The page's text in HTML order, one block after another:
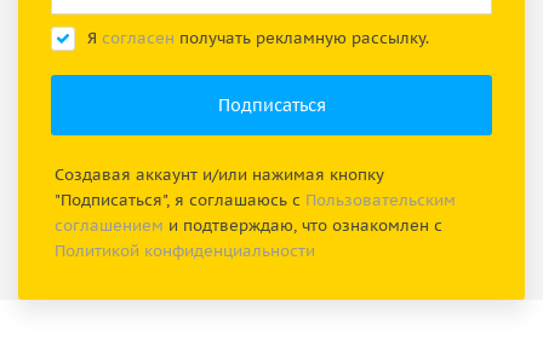
Я согласен получать рекламную рассылку.
Создавая аккаунт и/или нажимая кнопку
"Подписаться", я соглашаюсь с Пользовательским
соглашением и подтверждаю, что ознакомлен с
Политикой конфиденциальности